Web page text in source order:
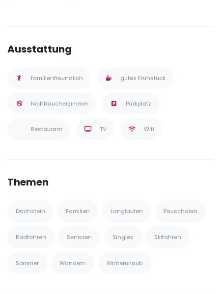
Ausstattung
familienfreundlich gutes Frühstück
Nichtraucherzimmer Parkplatz
Restaurant TV Wifi
Themen
Dachstein Familien Langlaufen Pauschalen
Radfahren Senioren Singles Skifahren
Sommer Wandern Winterurlaub